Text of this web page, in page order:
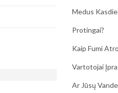
Medus
Protingai?
Kaip Fumi
Vartotojai
Ar Jūsų